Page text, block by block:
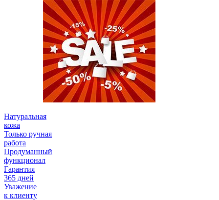
Натуральная
кожа
Только ручная
работа
Продуманный
функционал
Гарантия
365 дней
Уважение
к клиенту